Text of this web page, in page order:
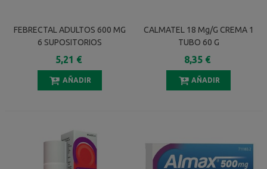
FEBRECTAL ADULTOS 600 MG
6 SUPOSITORIOS
5,21 €
AÑADIR
CALMATEL 18 Mg/g CREMA 1
TUBO 60 G
8,35 €
AÑADIR